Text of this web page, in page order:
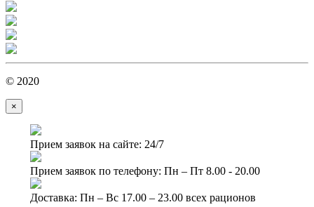
© 2020
×
Прием заявок на сайте: 24/7
Прием заявок по телефону: Пн – Пт 8.00 - 20.00
Доставка: Пн – Вс 17.00 – 23.00 всех рационов